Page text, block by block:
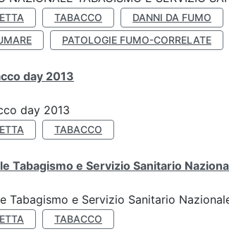
TABACCO DANNI DA FUMO
PATOLOGIE FUMO-CORRELATE
day 2013
day 2013
TABACCO
Tabagismo e Servizio Sanitario
Tabagismo e Servizio Sanitario
TABACCO